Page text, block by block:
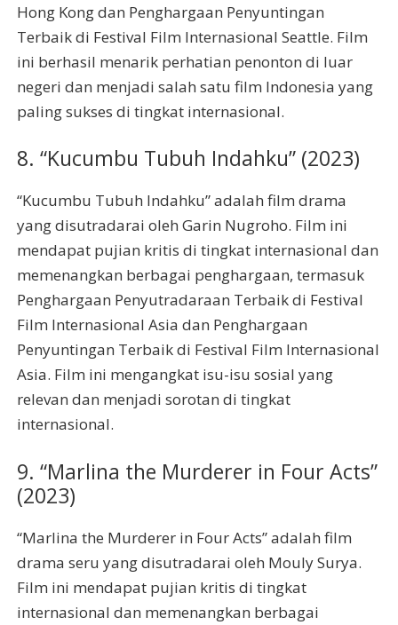
Hong Kong dan Penghargaan Penyuntingan
Terbaik di Festival Film Internasional Seattle. Film
ini berhasil menarik perhatian penonton di luar
negeri dan menjadi salah satu film Indonesia yang
paling sukses di tingkat internasional.
8. “Kucumbu Tubuh Indahku” (2023)
“Kucumbu Tubuh Indahku” adalah film drama
yang disutradarai oleh Garin Nugroho. Film ini
mendapat pujian kritis di tingkat internasional dan
memenangkan berbagai penghargaan, termasuk
Penghargaan Penyutradaraan Terbaik di Festival
Film Internasional Asia dan Penghargaan
Penyuntingan Terbaik di Festival Film Internasional
Asia. Film ini mengangkat isu-isu sosial yang
relevan dan menjadi sorotan di tingkat
internasional.
9. “Marlina the Murderer in Four Acts”
(2023)
“Marlina the Murderer in Four Acts” adalah film
drama seru yang disutradarai oleh Mouly Surya.
Film ini mendapat pujian kritis di tingkat
internasional dan memenangkan berbagai